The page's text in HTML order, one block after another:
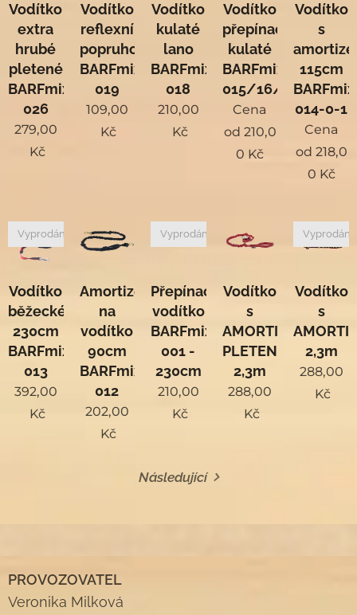
Vodítko
extra
hrubé
pletené
BARFmix.cz
026
279,00
Kč
Vodítko
reflexní
popruhové
BARFmix.cz
019
109,00
Kč
Vodítko
kulaté
lano
BARFmix.cz
018
210,00
Kč
Vodítko
přepínací
kulaté
BARFmix.cz
015/16/17
Cena
od 210,0
0 Kč
Vodítko
s
115cm
014-0-1
Cena
od 218,0
0 Kč
Vodítko
běžecké
230cm
BARFmix.cz
013
Vyprodáno
392,00
Kč
Amortizér
na
vodítko
90cm
BARFmix.cz
012
202,00
Kč
Přepínací
vodítko
BARFmix.cz
001 -
230cm
Vyprodáno
210,00
Kč
Vodítko
s
AMORTIZÉREM
PLETENÉ
2,3m
288,00
Kč
Vodítko
s
2,3m
Vyprodáno
288,00
Kč
Následující
PROVOZOVATEL
Veronika Milková